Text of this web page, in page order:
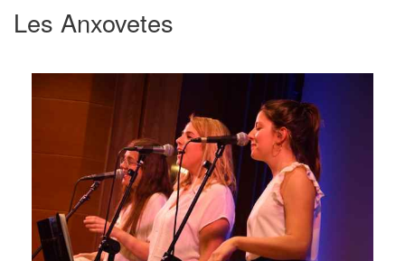
Les Anxovetes